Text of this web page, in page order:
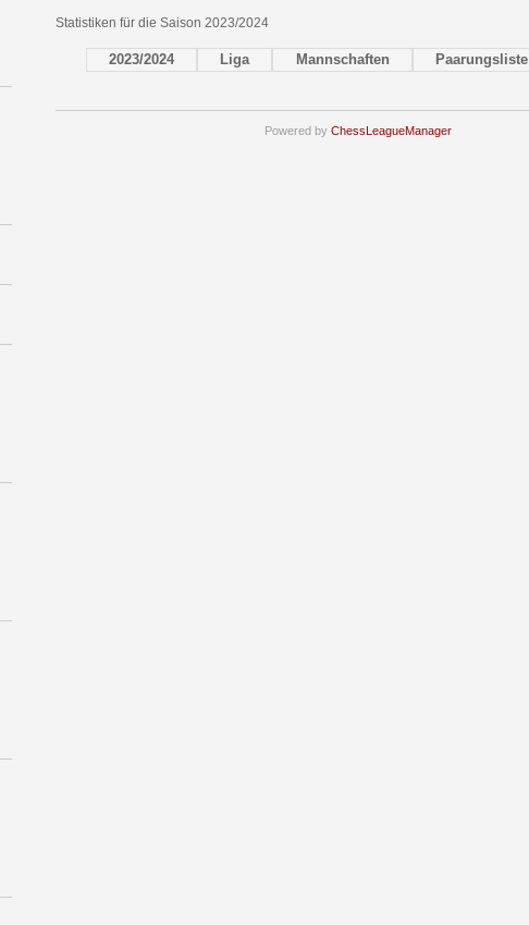
Statistiken für die Saison 2023/2024
2023/2024 Liga Mannschaften Paarungsliste
Powered by ChessLeagueManager